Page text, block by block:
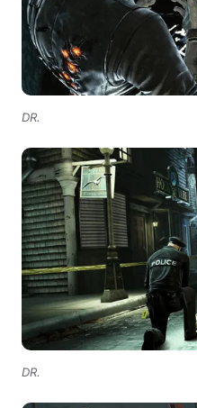
DR.
DR.